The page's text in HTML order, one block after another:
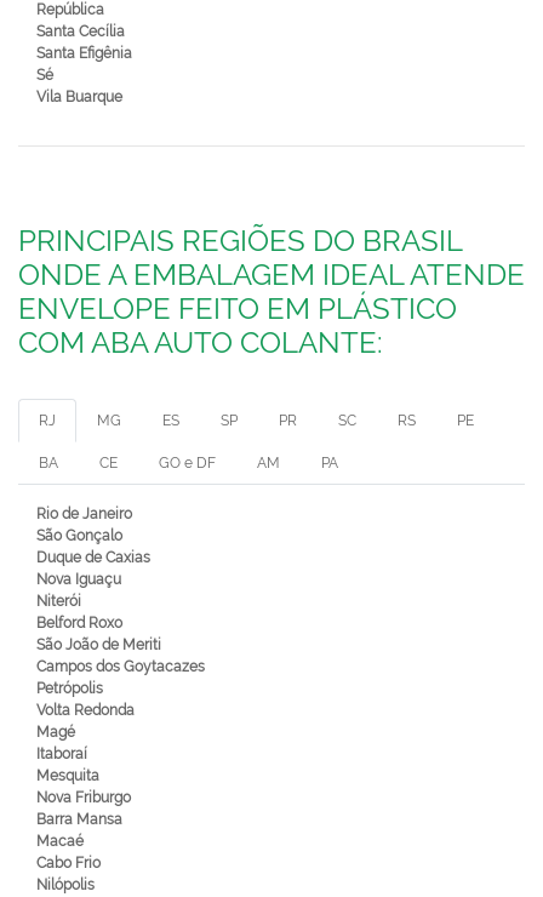
República
Santa Cecília
Santa Efigênia
Sé
Vila Buarque
PRINCIPAIS REGIÕES DO BRASIL
ONDE A EMBALAGEM IDEAL ATENDE
ENVELOPE FEITO EM PLÁSTICO
COM ABA AUTO COLANTE:
RJ MG ES SP PR SC RS PE
BA CE GO e DF AM PA
Rio de Janeiro
São Gonçalo
Duque de Caxias
Nova Iguaçu
Niterói
Belford Roxo
São João de Meriti
Campos dos Goytacazes
Petrópolis
Volta Redonda
Magé
Itaboraí
Mesquita
Nova Friburgo
Barra Mansa
Macaé
Cabo Frio
Nilópolis